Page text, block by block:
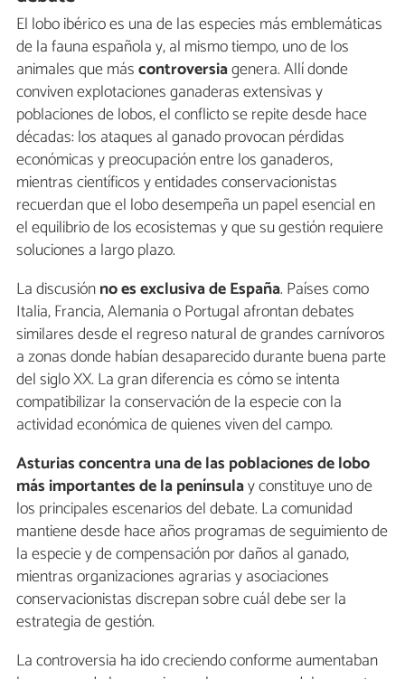
El lobo ibérico es una de las especies más emblemáticas
de la fauna española y, al mismo tiempo, uno de los
animales que máscontroversiagenera. Allí donde
conviven explotaciones ganaderas extensivas y
poblaciones de lobos, el conflicto se repite desde hace
décadas: los ataques al ganado provocan pérdidas
económicas y preocupación entre los ganaderos,
mientras científicos y entidades conservacionistas
recuerdan que el lobo desempeña un papel esencial en
el equilibrio de los ecosistemas y que su gestión requiere
soluciones a largo plazo.
La discusiónno es exclusiva de España. Países como
Italia, Francia, Alemania o Portugal afrontan debates
similares desde el regreso natural de grandes carnívoros
a zonas donde habían desaparecido durante buena parte
del siglo XX. La gran diferencia es cómo se intenta
compatibilizar la conservación de la especie con la
actividad económica de quienes viven del campo.
Asturias concentra una de las poblaciones de lobo
más importantes de la penínsulay constituye uno de
los principales escenarios del debate. La comunidad
mantiene desde hace años programas de seguimiento de
la especie y de compensación por daños al ganado,
mientras organizaciones agrarias y asociaciones
conservacionistas discrepan sobre cuál debe ser la
estrategia de gestión.
La controversia ha ido creciendo conforme aumentaban